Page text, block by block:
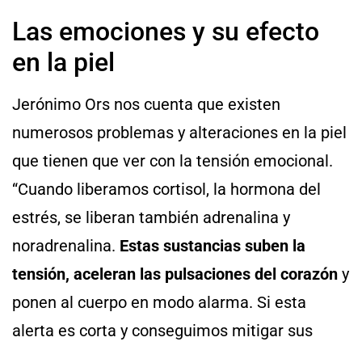
Las emociones y su efecto
en la piel
Jerónimo Ors nos cuenta que existen
numerosos problemas y alteraciones en la piel
que tienen que ver con la tensión emocional.
“Cuando liberamos cortisol, la hormona del
estrés, se liberan también adrenalina y
noradrenalina. Estas sustancias suben la
tensión, aceleran las pulsaciones del corazón y
ponen al cuerpo en modo alarma. Si esta
alerta es corta y conseguimos mitigar sus